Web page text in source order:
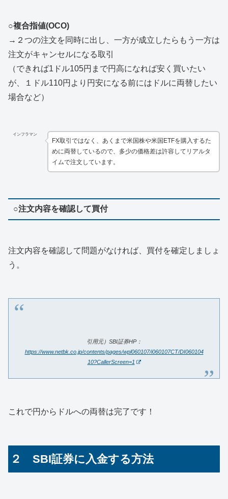
○複合指値(OCO)
→２つの注文を同時に出し、一方が成立したらもう一方は
注文がキャンセルになる取引
（できれば1ドル105円まで円高になれば安く買いたい
が、１ドル110円より円安になる前にはドルに両替したい
場合など）
インフラマン
FX取引ではなく、あくまで米国株や米国ETFを購入するた
めに両替しているので、多少の価格差は許容してリアルタ
イムで注文しています。
○注文内容を確認して買付
注文内容を確認して問題がなければ、買付を確定しましょ
う。
引用元）SBI証券HP：
https://www.netbk.co.jp/contents/pages/wpl060107/i060107CT/DI060104
10?CallerScreen=1
これで円からドルへの両替は完了です！
２ SBI証券に入金する方法